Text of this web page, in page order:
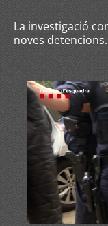
La investigació
noves detencions.